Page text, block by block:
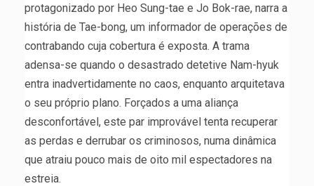
protagonizado por Heo Sung-tae e Jo Bok-rae, narra a
história de Tae-bong, um informador de operações de
contrabando cuja cobertura é exposta. A trama
adensa-se quando o desastrado detetive Nam-hyuk
entra inadvertidamente no caos, enquanto arquitetava
o seu próprio plano. Forçados a uma aliança
desconfortável, este par improvável tenta recuperar
as perdas e derrubar os criminosos, numa dinâmica
que atraiu pouco mais de oito mil espectadores na
estreia.